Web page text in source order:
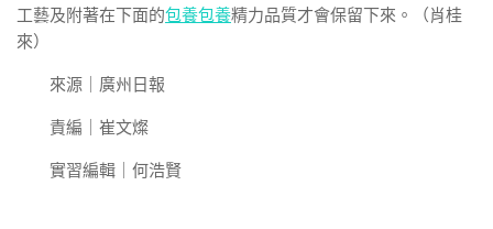
工藝及附著在下面的包養包養精力品質才會保留下來。（肖桂
來）
來源｜廣州日報
責編｜崔文燦
實習編輯｜何浩賢